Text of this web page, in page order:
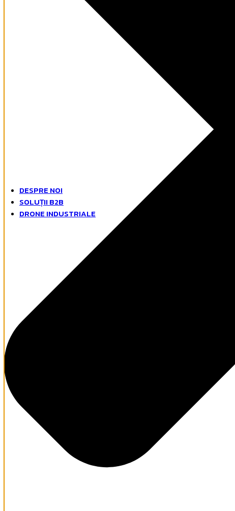
DESPRE NOI
SOLUȚII B2B
DRONE INDUSTRIALE
DJI Matrice 4 Series
DJI Matrice 400
DJI FlyCart 100
DJI Mavic 3 Enterprise series
Software Dronă
Asigurare și mentenanță